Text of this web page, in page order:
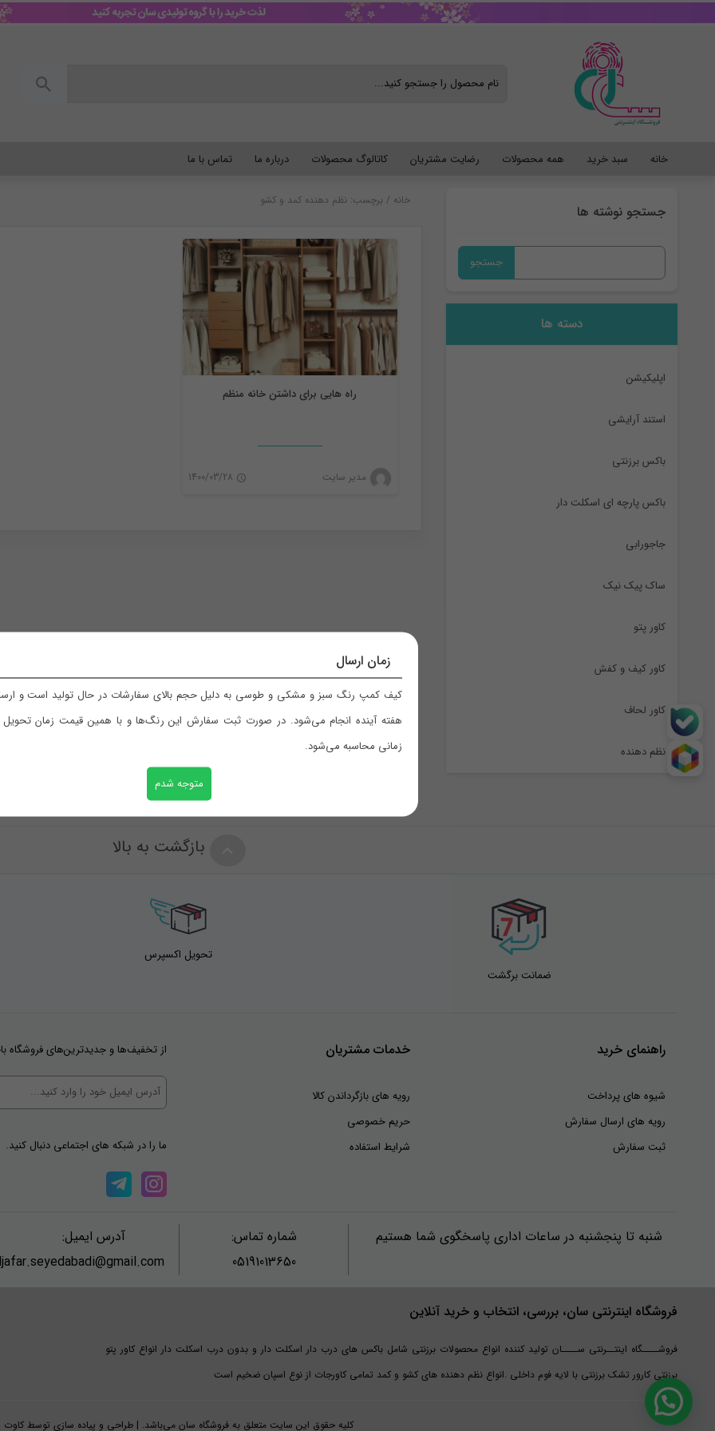
زمان ارسال
کیف کمپ رنگ سبز و مشکی و طوسی به دلیل حجم بالای سفارشات در حال تولید است و
هفته آینده انجام می‌شود. در صورت ثبت سفارش این رنگ‌ها و با همین قیمت زمان تحویل
زمانی محاسبه می‌شود.
متوجه شدم
خانه سبد خرید همه محصولات رضایت مشتریان کاتالوگ محصولات درباره ما تماس با ما
جستجو نوشته ها
برای:
دسته ها
اپلیکیشن
استند آرایشی
باکس برزنتی
باکس پارچه ای اسکلت دار
جاجورابی
ساک پیک نیک
کاور پتو
کاور کیف و کفش
کاور لحاف
نظم دهنده
خانه / برچسب: نظم دهنده کمد و کشو
راه هایی برای داشتن خانه منظم
مدیر سایت 1400/03/28
بازگشت به بالا
ضمانت برگشت
تحویل اکسپرس
راهنمای خرید
شیوه های پرداخت
رویه های ارسال سفارش
ثبت سفارش
خدمات مشتریان
رویه های بازگرداندن کالا
حریم خصوصی
شرایط استفاده
از تخفیف‌ها و جدیدترین‌های فروشگاه
ما را در شبکه های اجتماعی دنبال کنید.
شنبه تا پنجشنبه در ساعات اداری پاسخگوی شما هستیم
شماره تماس:
05191013650
آدرس ایمیل:
فروشگاه اینترنتی سان، بررسی، انتخاب و خرید آنلاین
فروشــــگاه اینتــرنتی ســــان تولید کننده انواع محصولات برزنتی شامل باکس های درب دار اسکلت دار و بدون درب اسکلت دار انواع کاور پتو
برزنتی کارور تشک برزنتی با لایه فوم داخلی .انواع نظم دهنده های کشو و کمد تمامی کاورجات از نوع اسپان ضخیم است
کلیه حقوق این سایت متعلق به فروشگاه سان می‌باشد. | طراحی و پیاده سازی توسط کاوت